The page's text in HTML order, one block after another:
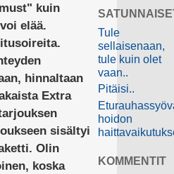
kuin
elää.
hinnaltaan
Extra
sisältyi
Olin
koska
Tule
sellaisenaan,
tule kuin olet
vaan..
Pitäisi..
hoidon
KOMMENTIT